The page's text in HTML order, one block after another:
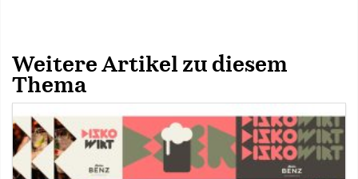
Weitere Artikel zu diesem
Thema